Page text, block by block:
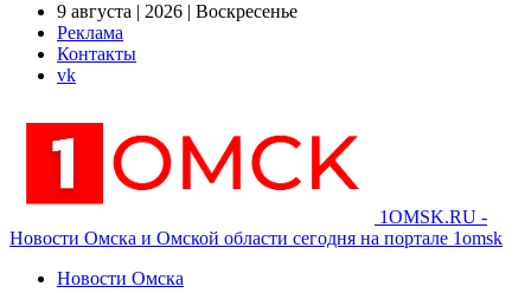
9 августа | 2026 | Воскресенье
Реклама
Контакты
vk
1OMSK.RU -
Новости Омска и Омской области сегодня на портале 1omsk
Новости Омска